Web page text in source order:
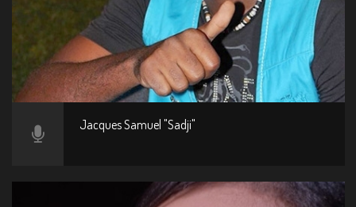
Jacques Samuel "Sadji"